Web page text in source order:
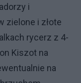
i
zielone i złote
rycerz z 4-
Kiszot na
na